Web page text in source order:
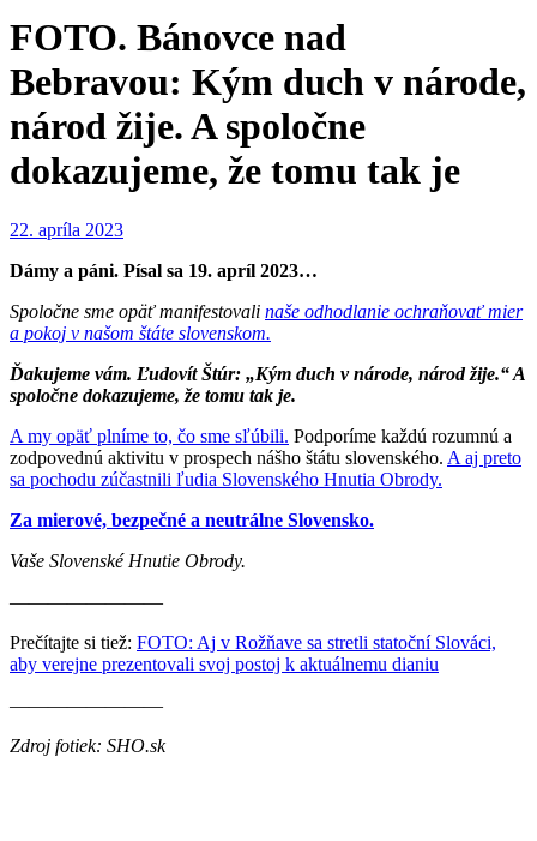
FOTO. Bánovce nad
Bebravou: Kým duch v národe,
národ žije. A spoločne
dokazujeme, že tomu tak je
22. apríla 2023
Dámy a páni. Písal sa 19. apríl 2023…
Spoločne sme opäť manifestovali naše odhodlanie ochraňovať mier
a pokoj v našom štáte slovenskom.
Ďakujeme vám. Ľudovít Štúr: „Kým duch v národe, národ žije.“ A
spoločne dokazujeme, že tomu tak je.
A my opäť plníme to, čo sme sľúbili. Podporíme každú rozumnú a
zodpovednú aktivitu v prospech nášho štátu slovenského. A aj preto
sa pochodu zúčastnili ľudia Slovenského Hnutia Obrody.
Za mierové, bezpečné a neutrálne Slovensko.
Vaše Slovenské Hnutie Obrody.
————————
Prečítajte si tiež: FOTO: Aj v Rožňave sa stretli statoční Slováci,
aby verejne prezentovali svoj postoj k aktuálnemu dianiu
————————
Zdroj fotiek: SHO.sk